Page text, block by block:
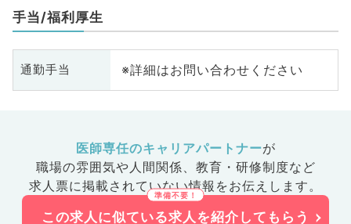
手当/福利厚生
通勤手当 ※詳細はお問い合わせください
医師専任のキャリアパートナーが
職場の雰囲気や人間関係、 教育・研修制度など
求人票に掲載されていない情報をお伝えします。
この求人に似ている求人を紹介してもらう